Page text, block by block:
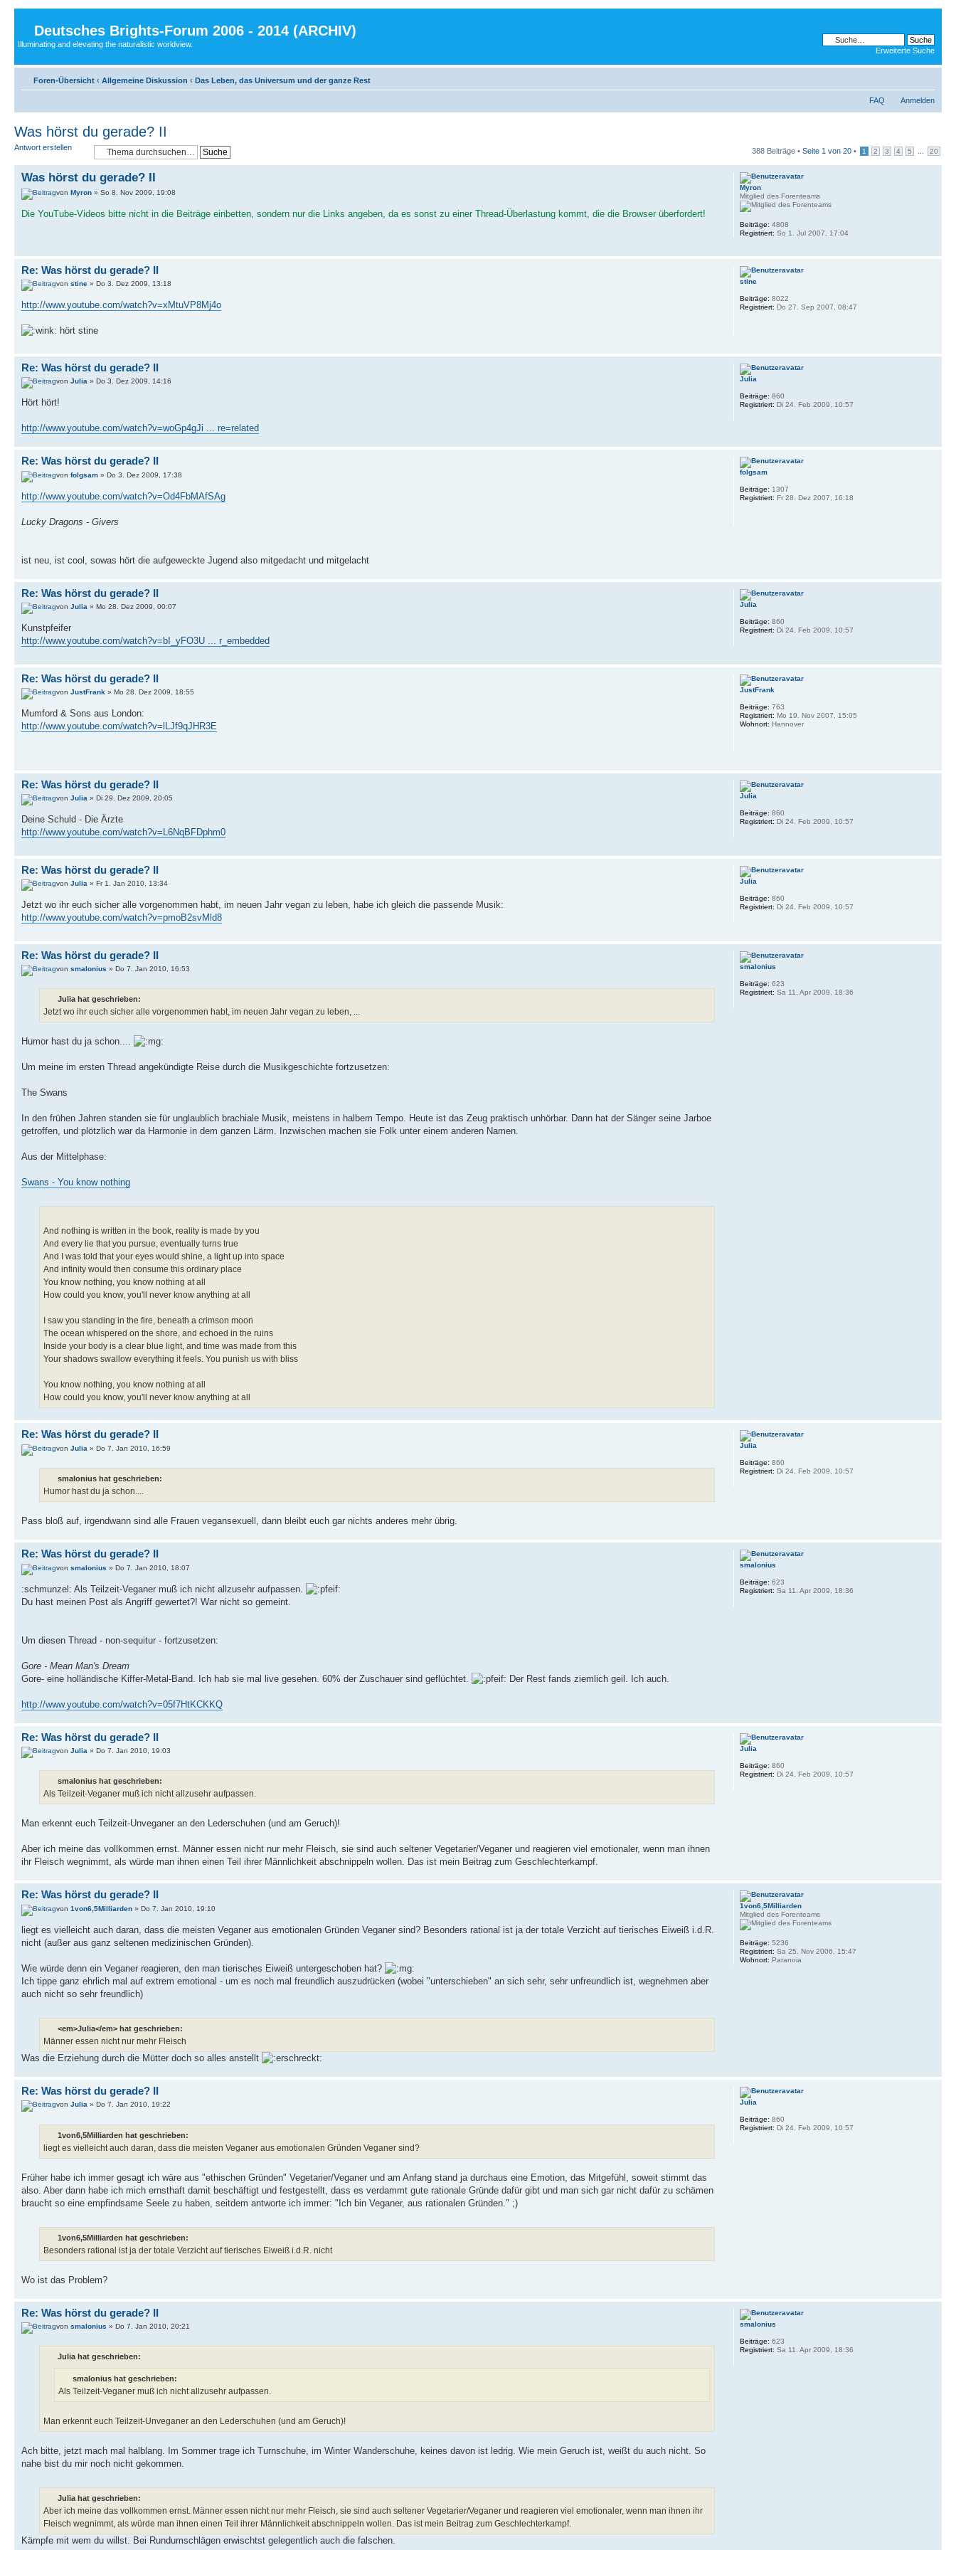
Deutsches Brights-Forum 2006 - 2014 (ARCHIV)
Illuminating and elevating the naturalistic worldview.
Erweiterte Suche
Foren-Übersicht ‹ Allgemeine Diskussion ‹ Das Leben, das Universum und der ganze Rest
FAQ Anmelden
Was hörst du gerade? II
Antwort erstellen 388 Beiträge • Seite 1 von 20 • 1 2 3 4 5 20
Was hörst du gerade? II
von Myron » So 8. Nov 2009, 19:08
Die YouTube-Videos bitte nicht in die Beiträge einbetten, sondern nur die Links angeben, da es sonst zu einer Thread-Überlastung kommt, die die Browser überfordert!
Myron
Mitglied des Forenteams
Beiträge: 4808
Registriert: So 1. Jul 2007, 17:04
Re: Was hörst du gerade? II
von stine » Do 3. Dez 2009, 13:18
http://www.youtube.com/watch?v=xMtuVP8Mj4o
hört stine
stine
Beiträge: 8022
Registriert: Do 27. Sep 2007, 08:47
Re: Was hörst du gerade? II
von Julia » Do 3. Dez 2009, 14:16
Hört hört!
http://www.youtube.com/watch?v=woGp4gJi ... re=related
Julia
Beiträge: 860
Registriert: Di 24. Feb 2009, 10:57
Re: Was hörst du gerade? II
von folgsam » Do 3. Dez 2009, 17:38
http://www.youtube.com/watch?v=Od4FbMAfSAg
Lucky Dragons - Givers
ist neu, ist cool, sowas hört die aufgeweckte Jugend also mitgedacht und mitgelacht
folgsam
Beiträge: 1307
Registriert: Fr 28. Dez 2007, 16:18
Re: Was hörst du gerade? II
von Julia » Mo 28. Dez 2009, 00:07
Kunstpfeifer
http://www.youtube.com/watch?v=bI_yFO3U ... r_embedded
Julia
Beiträge: 860
Registriert: Di 24. Feb 2009, 10:57
Re: Was hörst du gerade? II
von JustFrank » Mo 28. Dez 2009, 18:55
Mumford & Sons aus London:
http://www.youtube.com/watch?v=lLJf9qJHR3E
JustFrank
Beiträge: 763
Registriert: Mo 19. Nov 2007, 15:05
Wohnort: Hannover
Re: Was hörst du gerade? II
von Julia » Di 29. Dez 2009, 20:05
Deine Schuld - Die Ärzte
http://www.youtube.com/watch?v=L6NqBFDphm0
Julia
Beiträge: 860
Registriert: Di 24. Feb 2009, 10:57
Re: Was hörst du gerade? II
von Julia » Fr 1. Jan 2010, 13:34
Jetzt wo ihr euch sicher alle vorgenommen habt, im neuen Jahr vegan zu leben, habe ich gleich die passende Musik:
http://www.youtube.com/watch?v=pmoB2svMld8
Julia
Beiträge: 860
Registriert: Di 24. Feb 2009, 10:57
Re: Was hörst du gerade? II
von smalonius » Do 7. Jan 2010, 16:53
Julia hat geschrieben:
Jetzt wo ihr euch sicher alle vorgenommen habt, im neuen Jahr vegan zu leben, ...
Humor hast du ja schon....
Um meine im ersten Thread angekündigte Reise durch die Musikgeschichte fortzusetzen:
The Swans
In den frühen Jahren standen sie für unglaublich brachiale Musik, meistens in halbem Tempo. Heute ist das Zeug praktisch unhörbar. Dann hat der Sänger seine Jarboe
getroffen, und plötzlich war da Harmonie in dem ganzen Lärm. Inzwischen machen sie Folk unter einem anderen Namen.
Aus der Mittelphase:
Swans - You know nothing
And nothing is written in the book, reality is made by you
And every lie that you pursue, eventually turns true
And I was told that your eyes would shine, a light up into space
And infinity would then consume this ordinary place
You know nothing, you know nothing at all
How could you know, you'll never know anything at all
I saw you standing in the fire, beneath a crimson moon
The ocean whispered on the shore, and echoed in the ruins
Inside your body is a clear blue light, and time was made from this
Your shadows swallow everything it feels. You punish us with bliss
You know nothing, you know nothing at all
How could you know, you'll never know anything at all
smalonius
Beiträge: 623
Registriert: Sa 11. Apr 2009, 18:36
Re: Was hörst du gerade? II
von Julia » Do 7. Jan 2010, 16:59
smalonius hat geschrieben:
Humor hast du ja schon....
Pass bloß auf, irgendwann sind alle Frauen vegansexuell, dann bleibt euch gar nichts anderes mehr übrig.
Julia
Beiträge: 860
Registriert: Di 24. Feb 2009, 10:57
Re: Was hörst du gerade? II
von smalonius » Do 7. Jan 2010, 18:07
:schmunzel: Als Teilzeit-Veganer muß ich nicht allzusehr aufpassen.
Du hast meinen Post als Angriff gewertet?! War nicht so gemeint.
Um diesen Thread - non-sequitur - fortzusetzen:
Gore - Mean Man's Dream
Gore- eine holländische Kiffer-Metal-Band. Ich hab sie mal live gesehen. 60% der Zuschauer sind geflüchtet.
Der Rest fands ziemlich geil. Ich auch.
http://www.youtube.com/watch?v=05f7HtKCKKQ
smalonius
Beiträge: 623
Registriert: Sa 11. Apr 2009, 18:36
Re: Was hörst du gerade? II
von Julia » Do 7. Jan 2010, 19:03
smalonius hat geschrieben:
Als Teilzeit-Veganer muß ich nicht allzusehr aufpassen.
Man erkennt euch Teilzeit-Unveganer an den Lederschuhen (und am Geruch)!
Aber ich meine das vollkommen ernst. Männer essen nicht nur mehr Fleisch, sie sind auch seltener Vegetarier/Veganer und reagieren viel emotionaler, wenn man ihnen
ihr Fleisch wegnimmt, als würde man ihnen einen Teil ihrer Männlichkeit abschnippeln wollen. Das ist mein Beitrag zum Geschlechterkampf.
Julia
Beiträge: 860
Registriert: Di 24. Feb 2009, 10:57
Re: Was hörst du gerade? II
von 1von6,5Milliarden » Do 7. Jan 2010, 19:10
liegt es vielleicht auch daran, dass die meisten Veganer aus emotionalen Gründen Veganer sind? Besonders rational ist ja der totale Verzicht auf tierisches Eiweiß i.d.R.
nicht (außer aus ganz seltenen medizinischen Gründen).
Wie würde denn ein Veganer reagieren, den man tierisches Eiweiß untergeschoben hat?
Ich tippe ganz ehrlich mal auf extrem emotional - um es noch mal freundlich auszudrücken (wobei "unterschieben" an sich sehr, sehr unfreundlich ist, wegnehmen aber
auch nicht so sehr freundlich)
<em>Julia</em> hat geschrieben:
Männer essen nicht nur mehr Fleisch
Was die Erziehung durch die Mütter doch so alles anstellt
1von6,5Milliarden
Mitglied des Forenteams
Beiträge: 5236
Registriert: Sa 25. Nov 2006, 15:47
Wohnort: Paranoia
Re: Was hörst du gerade? II
von Julia » Do 7. Jan 2010, 19:22
1von6,5Milliarden hat geschrieben:
liegt es vielleicht auch daran, dass die meisten Veganer aus emotionalen Gründen Veganer sind?
Früher habe ich immer gesagt ich wäre aus "ethischen Gründen" Vegetarier/Veganer und am Anfang stand ja durchaus eine Emotion, das Mitgefühl, soweit stimmt das
also. Aber dann habe ich mich ernsthaft damit beschäftigt und festgestellt, dass es verdammt gute rationale Gründe dafür gibt und man sich gar nicht dafür zu schämen
braucht so eine empfindsame Seele zu haben, seitdem antworte ich immer: "Ich bin Veganer, aus rationalen Gründen." ;)
1von6,5Milliarden hat geschrieben:
Besonders rational ist ja der totale Verzicht auf tierisches Eiweiß i.d.R. nicht
Wo ist das Problem?
Julia
Beiträge: 860
Registriert: Di 24. Feb 2009, 10:57
Re: Was hörst du gerade? II
von smalonius » Do 7. Jan 2010, 20:21
Julia hat geschrieben:
smalonius hat geschrieben:
Als Teilzeit-Veganer muß ich nicht allzusehr aufpassen.
Man erkennt euch Teilzeit-Unveganer an den Lederschuhen (und am Geruch)!
Ach bitte, jetzt mach mal halblang. Im Sommer trage ich Turnschuhe, im Winter Wanderschuhe, keines davon ist ledrig. Wie mein Geruch ist, weißt du auch nicht. So
nahe bist du mir noch nicht gekommen.
Julia hat geschrieben:
Aber ich meine das vollkommen ernst. Männer essen nicht nur mehr Fleisch, sie sind auch seltener Vegetarier/Veganer und reagieren viel emotionaler, wenn man ihnen ihr
Fleisch wegnimmt, als würde man ihnen einen Teil ihrer Männlichkeit abschnippeln wollen. Das ist mein Beitrag zum Geschlechterkampf.
Kämpfe mit wem du willst. Bei Rundumschlägen erwischtst gelegentlich auch die falschen.
smalonius
Beiträge: 623
Registriert: Sa 11. Apr 2009, 18:36